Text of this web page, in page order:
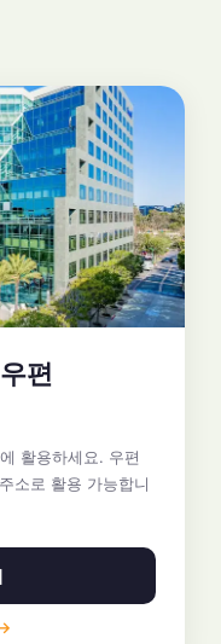
편
활용하세요. 우편
소로 활용 가능합니